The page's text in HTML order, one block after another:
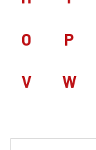
O P
V W